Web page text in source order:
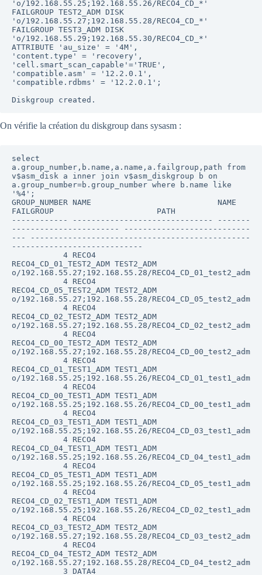
'o/192.168.55.25;192.168.55.26/RECO4_CD_*'
FAILGROUP TEST2_ADM DISK
'o/192.168.55.27;192.168.55.28/RECO4_CD_*'
FAILGROUP TEST3_ADM DISK
'o/192.168.55.29;192.168.55.30/RECO4_CD_*'
ATTRIBUTE 'au_size' = '4M',
'content.type' = 'recovery',
'cell.smart_scan_capable'='TRUE',
'compatible.asm' = '12.2.0.1',
'compatible.rdbms' = '12.2.0.1';
On vérifie la création du diskgroup dans sysasm :
select
a.group_number,b.name,a.name,a.failgroup,path from
v$asm_disk a inner join v$asm_diskgroup b on
a.group_number=b.group_number where b.name like
'%4';
GROUP_NUMBER NAME                           NAME
FAILGROUP                      PATH
------------ ------------------------------ -------
----------------------- ---------------------------
--- -----------------------------------------------
----------------------------
RECO4_CD_01_TEST2_ADM TEST2_ADM
o/192.168.55.27;192.168.55.28/RECO4_CD_01_test2_adm
RECO4_CD_05_TEST2_ADM TEST2_ADM
o/192.168.55.27;192.168.55.28/RECO4_CD_05_test2_adm
RECO4_CD_02_TEST2_ADM TEST2_ADM
o/192.168.55.27;192.168.55.28/RECO4_CD_02_test2_adm
RECO4_CD_00_TEST2_ADM TEST2_ADM
o/192.168.55.27;192.168.55.28/RECO4_CD_00_test2_adm
RECO4_CD_01_TEST1_ADM TEST1_ADM
o/192.168.55.25;192.168.55.26/RECO4_CD_01_test1_adm
RECO4_CD_00_TEST1_ADM TEST1_ADM
o/192.168.55.25;192.168.55.26/RECO4_CD_00_test1_adm
RECO4_CD_03_TEST1_ADM TEST1_ADM
o/192.168.55.25;192.168.55.26/RECO4_CD_03_test1_adm
RECO4_CD_04_TEST1_ADM TEST1_ADM
o/192.168.55.25;192.168.55.26/RECO4_CD_04_test1_adm
RECO4_CD_05_TEST1_ADM TEST1_ADM
o/192.168.55.25;192.168.55.26/RECO4_CD_05_test1_adm
RECO4_CD_02_TEST1_ADM TEST1_ADM
o/192.168.55.25;192.168.55.26/RECO4_CD_02_test1_adm
RECO4_CD_03_TEST2_ADM TEST2_ADM
o/192.168.55.27;192.168.55.28/RECO4_CD_03_test2_adm
RECO4_CD_04_TEST2_ADM TEST2_ADM
o/192.168.55.27;192.168.55.28/RECO4_CD_04_test2_adm